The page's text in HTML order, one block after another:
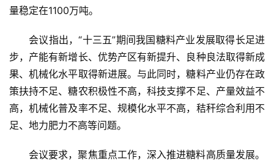
首
页
量稳定在1100万吨。
会议指出，“十三五”期间我国糖料产业发展取得长足进
步，产能有新增长、优势产区有新提升、良种良法取得新成
果、机械化水平取得新进展。与此同时，糖料产业仍存在政
策扶持不足、糖农积极性不高，科技支撑不足、产量效益不
高，机械化普及率不足、规模化水平不高，秸秆综合利用不
足、地力肥力不高等问题。
会议要求，聚焦重点工作，深入推进糖料高质量发展。